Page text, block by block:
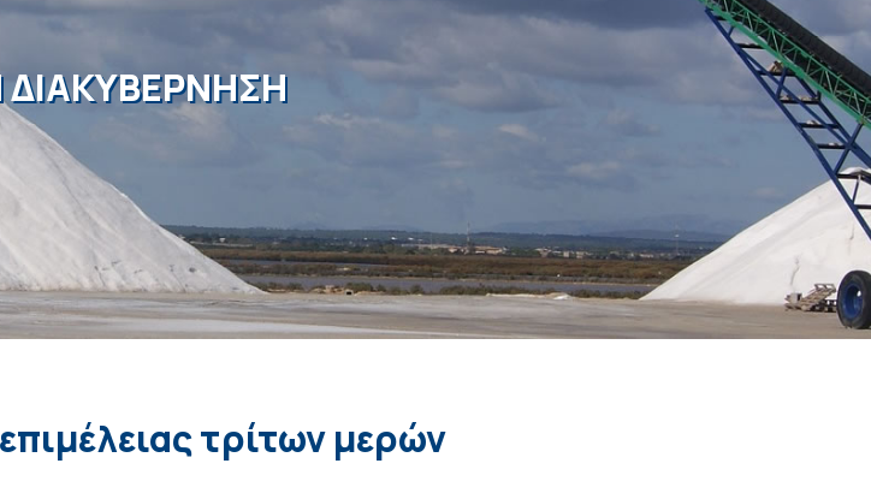
ΔΙΑΚΥΒΕΡΝΗΣΗ
τρίτων μερών